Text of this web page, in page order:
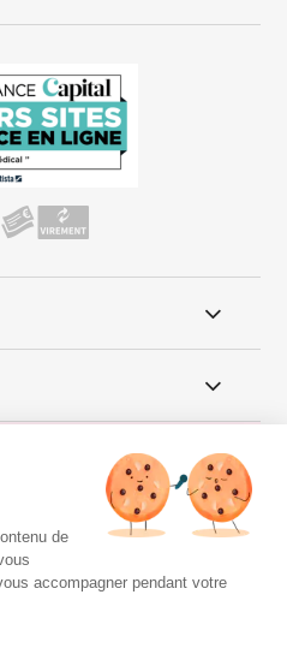
produits de rééducation périnéale
sélectionné les meilleurs :
le périnée, des boules de
spécialement conçues pour votre
À découvrir...
© Périnée Shop
de
accompagner pendant votre